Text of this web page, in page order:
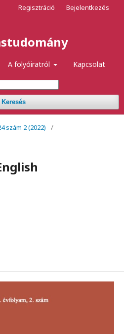
A folyóiratról Kapcsolat
Keresés
Regisztráció Bejelentkezés
szám 2 (2022)
/